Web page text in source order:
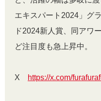
エキスパート2024」グ
ド2024新人賞、
同アワ
ど注目度も急上昇中。
X https://x.com/